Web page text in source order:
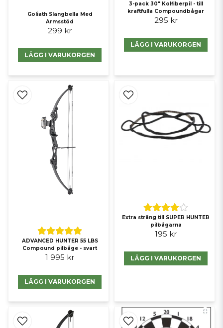
Goliath Slangbella Med
Armsstöd
299 kr
LÄGG I VARUKORGEN
3-pack 30" Kolfiberpil - till
kraftfulla Compoundbågar
295 kr
LÄGG I VARUKORGEN
ADVANCED HUNTER 55 LBS
Compound pilbåge - svart
1 995 kr
LÄGG I VARUKORGEN
Extra sträng till SUPER HUNTER
pilbågarna
195 kr
LÄGG I VARUKORGEN